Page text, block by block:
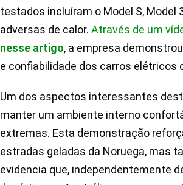
testados incluíram o Model S, Model
adversas de calor. Através de um
nesse artigo, a empresa
e confiabilidade dos carros elétricos
Um dos aspectos interessantes
manter um ambiente interno
extremas. Esta demonstração
estradas geladas da Noruega, mas
evidencia que, independentemente